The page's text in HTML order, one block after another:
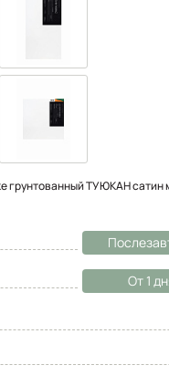
грунтованный ТУЮКАН сатин
От 1